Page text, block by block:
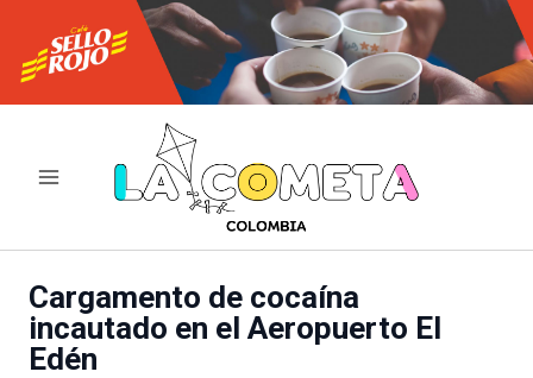
contenido
Cargamento de cocaína
incautado en el Aeropuerto El
Edén